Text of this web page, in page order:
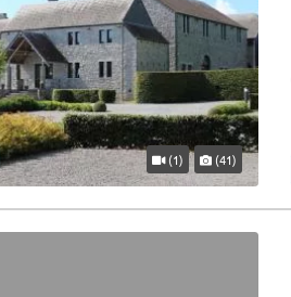
(1) (41)